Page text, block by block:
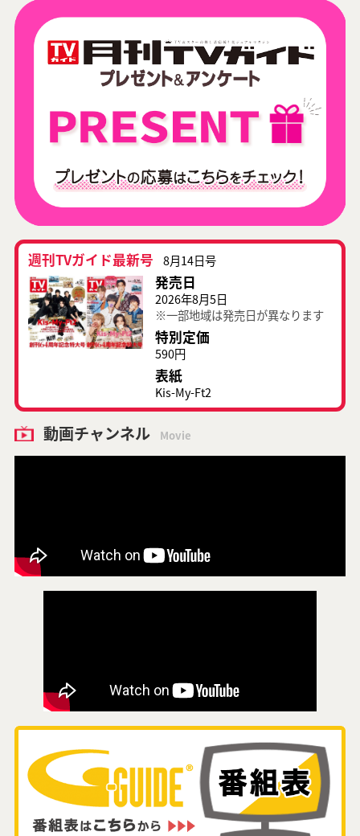
週刊TVガイド最新号 8月14日号
発売日
2026年8月5日
※一部地域は発売日が異なります
特別定価
590円
表紙
Kis-My-Ft2
動画チャンネル Movie